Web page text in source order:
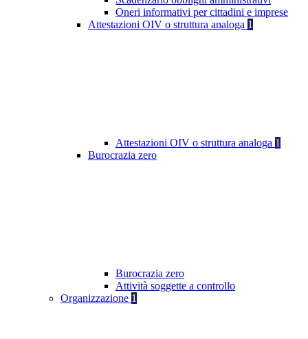
Oneri informativi per cittadini e imprese
Attestazioni OIV o struttura analoga 1
Attestazioni OIV o struttura analoga 1
Burocrazia zero
Burocrazia zero
Attività soggette a controllo
Organizzazione 1